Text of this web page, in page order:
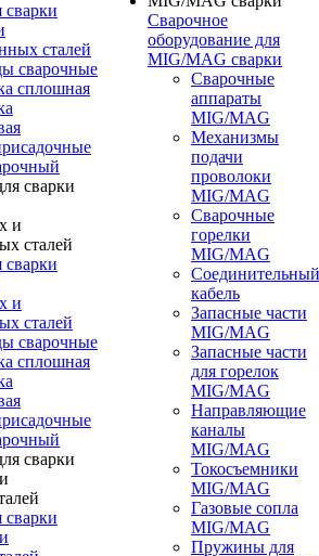
сталей
сварочные
сплошная
и
сталей
сварочные
сплошная
Сварочное
оборудование для
MIG/MAG сварки
Сварочные
аппараты
MIG/MAG
Механизмы
подачи
проволоки
MIG/MAG
Сварочные
горелки
MIG/MAG
Соединительный
кабель
Запасные части
MIG/MAG
Запасные части
для горелок
MIG/MAG
Направляющие
каналы
MIG/MAG
Токосъемники
MIG/MAG
Газовые сопла
MIG/MAG
Пружины для